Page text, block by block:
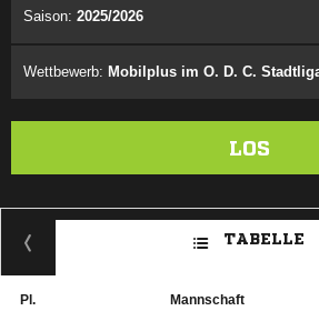
Saison: 2025/2026
Wettbewerb: Mobilplus im O. D. C.
LOS
TABELLE
Pl. Mannschaft